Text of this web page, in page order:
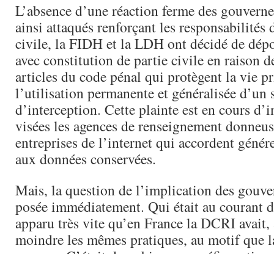
L’absence d’une réaction ferme des
ainsi attaqués renforçant les responsabilités
civile, la FIDH et la LDH ont décidé de
avec constitution de partie civile en raison
articles du code pénal qui protègent la vie
l’utilisation permanente et généralisée d’un
d’interception. Cette plainte est en cours
visées les agences de renseignement
entreprises de l’internet qui accordent
aux données conservées.
Mais, la question de l’implication des
posée immédiatement. Qui était au courant
apparu très vite qu’en France la DCRI avait,
moindre les mêmes pratiques, au motif que